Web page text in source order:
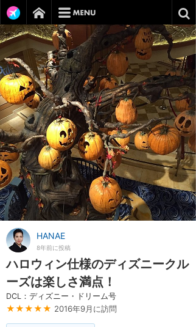
HANAE
8年前に投稿
ハロウィン仕様のディズニークル
ーズは楽しさ満点！
DCL：ディズニー・ドリーム号
★★★★★ 2016年9月に訪問